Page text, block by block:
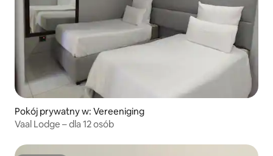
Pokój prywatny w: Vereeniging
Vaal Lodge – dla 12 osób